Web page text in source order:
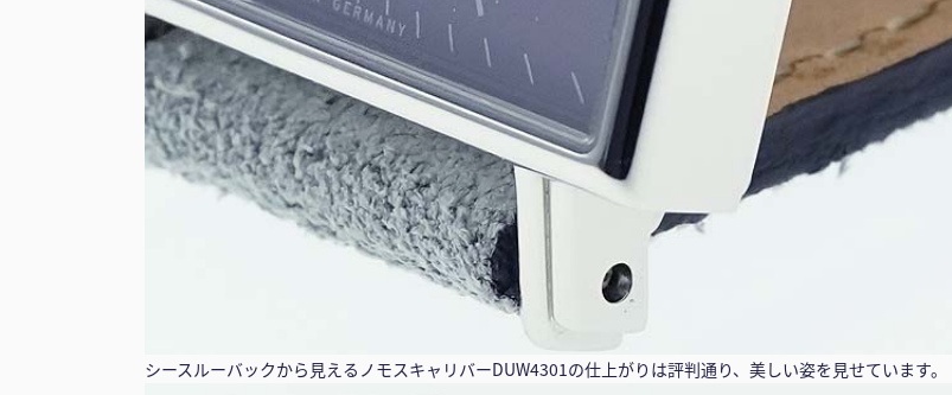
シースルーバックから見えるノモスキャリバーDUW4301の仕上がりは評判通り、美しい姿を見せています。